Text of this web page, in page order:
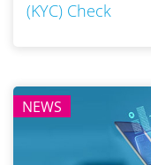
(KYC) Check
NEWS